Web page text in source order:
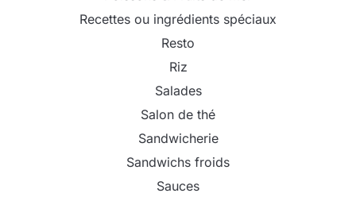
Recettes ou ingrédients spéciaux
Resto
Riz
Salades
Salon de thé
Sandwicherie
Sandwichs froids
Sauces